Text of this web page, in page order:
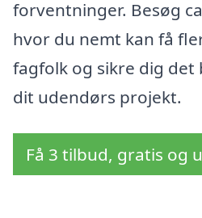
forventninger. Besøg
hvor du nemt kan få
fagfolk og sikre dig
dit udendørs projekt.
Få 3 tilbud, gratis og